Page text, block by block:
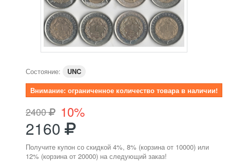
Состояние:
UNC
Внимание: ограниченное количество товара в наличии!
2400 10%
2160
Получите купон со скидкой 4%, 8% (корзина от 10000) или
12% (корзина от 20000) на следующий заказ!